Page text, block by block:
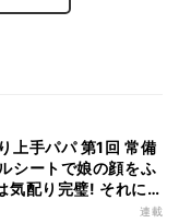
上手パパ 第1回 常備
シートで娘の顔をふ
気配り完璧! それに
連載